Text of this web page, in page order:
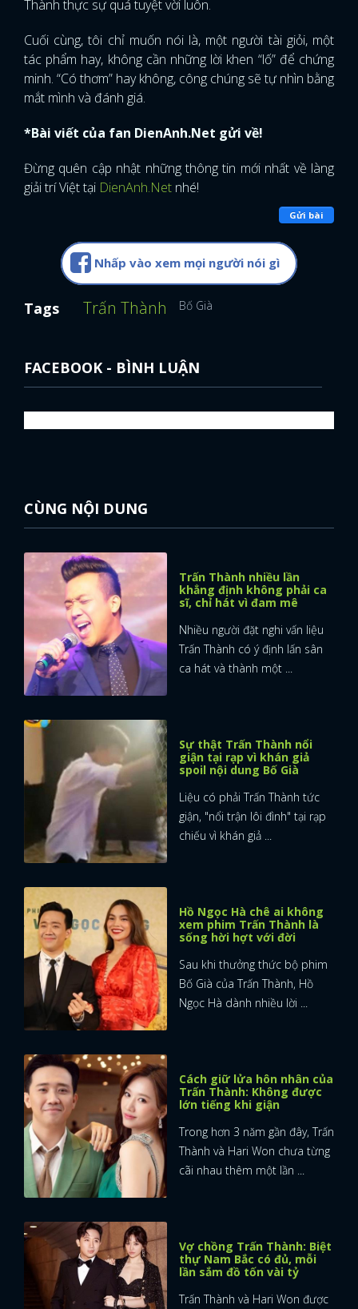
Thành thực sự quá tuyệt vời luôn.
Cuối cùng, tôi chỉ muốn nói là, một người tài giỏi, một
tác phẩm hay, không cần những lời khen “lố” để chứng
minh. “Có thơm” hay không, công chúng sẽ tự nhìn bằng
mắt mình và đánh giá.
*Bài viết của fan DienAnh.Net gửi về!
Đừng quên cập nhật những thông tin mới nhất về làng
giải trí Việt tại DienAnh.Net nhé!
Gửi bài
Nhấp vào xem mọi người nói gì
Tags Trấn Thành Bố Già
FACEBOOK - BÌNH LUẬN
CÙNG NỘI DUNG
Trấn Thành nhiều lần
khẳng định không phải ca
sĩ, chỉ hát vì đam mê
Nhiều người đặt nghi vấn liệu
Trấn Thành có ý định lấn sân
ca hát và thành một ...
Sự thật Trấn Thành nổi
giận tại rạp vì khán giả
spoil nội dung Bố Già
Liệu có phải Trấn Thành tức
giận, "nổi trận lôi đình" tại rạp
chiếu vì khán giả ...
Hồ Ngọc Hà chê ai không
xem phim Trấn Thành là
sống hời hợt với đời
Sau khi thưởng thức bộ phim
Bố Già của Trấn Thành, Hồ
Ngọc Hà dành nhiều lời ...
Cách giữ lửa hôn nhân của
Trấn Thành: Không được
lớn tiếng khi giận
Trong hơn 3 năm gần đây, Trấn
Thành và Hari Won chưa từng
cãi nhau thêm một lần ...
Vợ chồng Trấn Thành: Biệt
thự Nam Bắc có đủ, mỗi
lần sắm đồ tốn vài tỷ
Trấn Thành và Hari Won được